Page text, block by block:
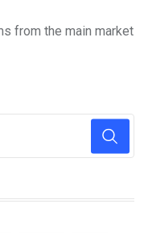
from the main market